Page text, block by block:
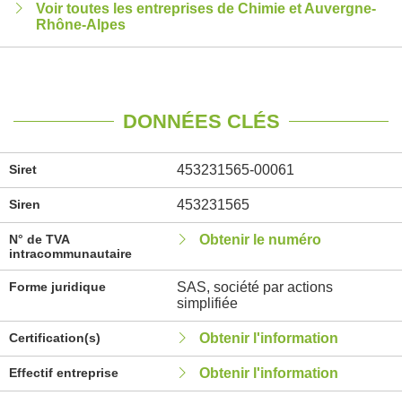
Voir toutes les entreprises de Chimie et Auvergne-
Rhône-Alpes
DONNÉES CLÉS
Siret 453231565-00061
Siren 453231565
N° de TVA
intracommunautaire
Obtenir le numéro
Forme juridique
SAS, société par actions
simplifiée
Certification(s) Obtenir l'information
Effectif entreprise Obtenir l'information